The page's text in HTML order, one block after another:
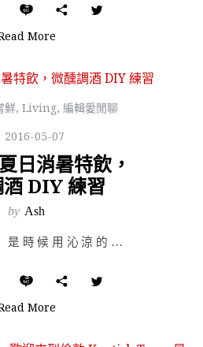
More
鮮,Living,編輯愛閒聊
2016-05-07
日消暑特飲，
DIY 練習
by Ash
夏日的週末，是時候用沁涼的調酒消消暑氣！星期天躲開炙熱的太陽，約約三五好友們到家中，音樂佐調酒，度過…
More